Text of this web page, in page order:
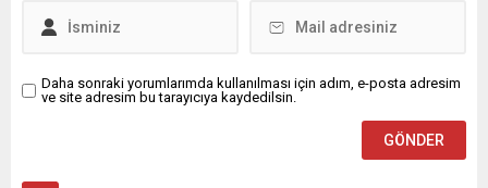
Daha sonraki yorumlarımda kullanılması için adım, e-posta adresim
ve site adresim bu tarayıcıya kaydedilsin.